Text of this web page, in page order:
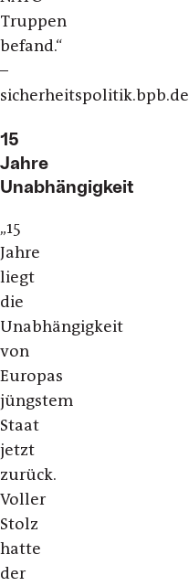
Truppen
befand.“
–
sicherheitspolitik.bpb.de
15
Jahre
Unabhängigkeit
„15
Jahre
liegt
die
Unabhängigkeit
von
Europas
jüngstem
Staat
jetzt
zurück.
Voller
Stolz
hatte
der